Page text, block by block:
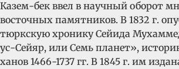
Казем-бек ввел в научный оборот
восточных памятников. В 1832 г.
тюркскую хронику Сейида
ус-Сейяр, или Семь планет»,
ханов 1466-1737 гг. В 1845 г. им